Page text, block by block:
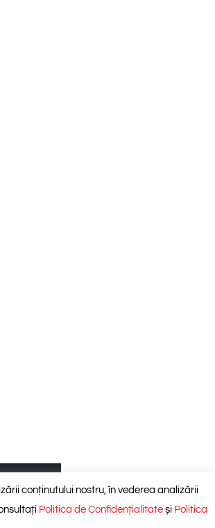
conținutului nostru, în vederea analizării
Politica de Confidențialitate și Politica